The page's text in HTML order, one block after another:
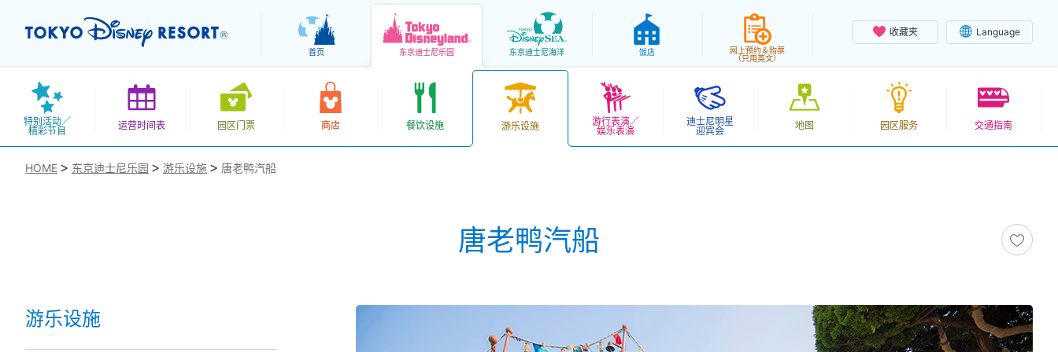
收藏夹 Language
首页 东京迪士尼乐园 东京迪士尼海洋 饭店
网上预约＆购票
（只用英文）
特别活动／
精彩节目
运营时间表 园区门票 商店 餐饮设施 游乐设施
游行表演／
娱乐表演
迪士尼明星
迎宾会
地图 园区服务 交通指南
HOME 东京迪士尼乐园 游乐设施 唐老鸭汽船
唐老鸭汽船
游乐设施